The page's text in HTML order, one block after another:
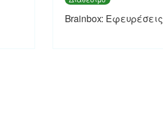
Brainbox: Εφευρέσεις